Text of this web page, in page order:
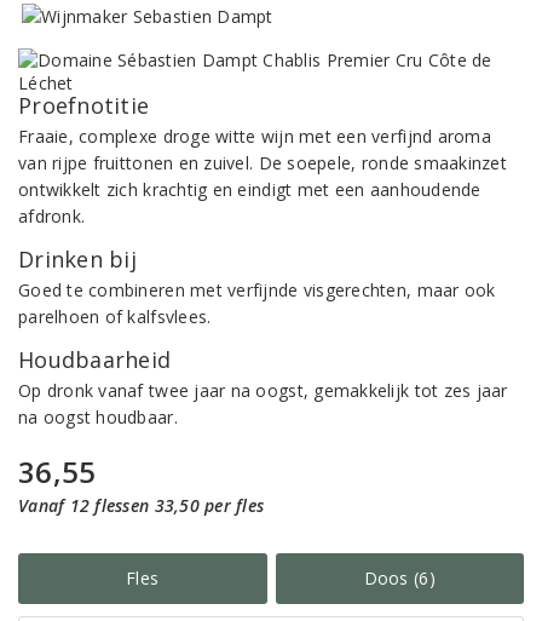
Proefnotitie
Fraaie, complexe droge witte wijn met een verfijnd aroma
van rijpe fruittonen en zuivel. De soepele, ronde smaakinzet
ontwikkelt zich krachtig en eindigt met een aanhoudende
afdronk.
Drinken bij
Goed te combineren met verfijnde visgerechten, maar ook
parelhoen of kalfsvlees.
Houdbaarheid
Op dronk vanaf twee jaar na oogst, gemakkelijk tot zes jaar
na oogst houdbaar.
36,55
Vanaf 12 flessen 33,50 per fles
Fles Doos (6)